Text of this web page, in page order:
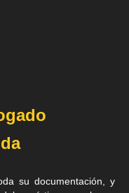
su documentación, y